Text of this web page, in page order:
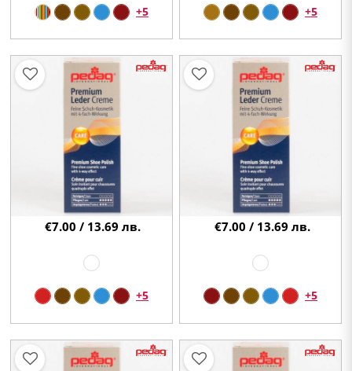
+5 +5
+5
€7.00 / 13.69 лв.
+5
€7.00 / 13.69 лв.